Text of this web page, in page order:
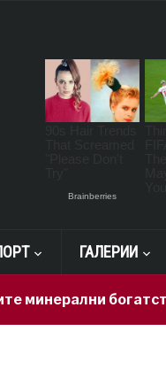
ГАЛЕРИИ
минерални богатства